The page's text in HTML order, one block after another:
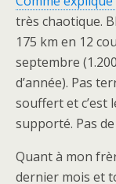
très chaotique.
175 km en 12
septembre
d’année). Pas
souffert et c’est
supporté. Pas
Quant à mon
dernier mois et